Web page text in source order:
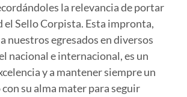
la relevancia de portar
el Sello Corpista. Esta impronta,
nuestros egresados en diversos
nacional e internacional, es un
y a mantener siempre un
su alma mater para seguir